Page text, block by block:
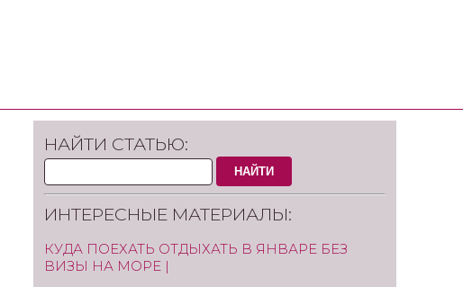
НАЙТИ СТАТЬЮ:
НАЙТИ
ИНТЕРЕСНЫЕ МАТЕРИАЛЫ:
КУДА ПОЕХАТЬ ОТДЫХАТЬ В ЯНВАРЕ БЕЗ
ВИЗЫ НА МОРЕ |